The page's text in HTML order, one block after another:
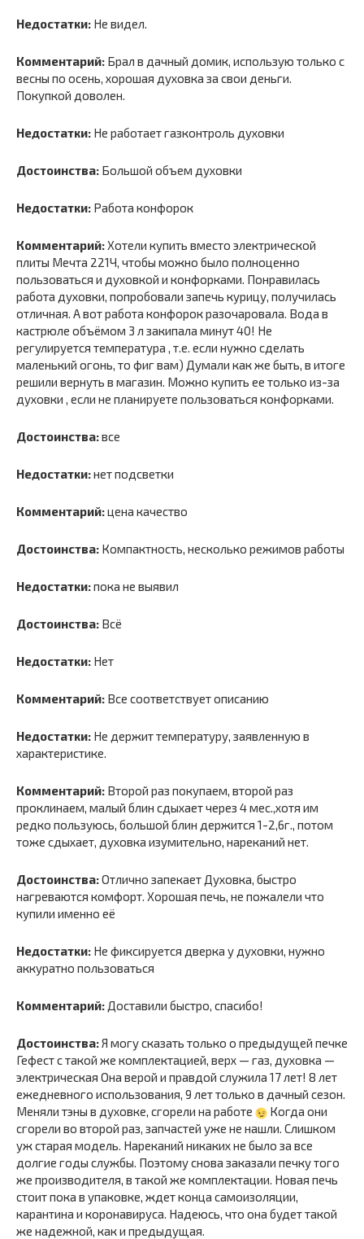
Недостатки: Не видел.
Комментарий: Брал в дачный домик, использую только с
весны по осень, хорошая духовка за свои деньги.
Покупкой доволен.
Недостатки: Не работает газконтроль духовки
Достоинства: Большой объем духовки
Недостатки: Работа конфорок
Комментарий:Хотели купить вместо электрической
плиты Мечта 221Ч, чтобы можно было полноценно
пользоваться и духовкой и конфорками. Понравилась
работа духовки, попробовали запечь курицу, получилась
отличная. А вот работа конфорок разочаровала. Вода в
кастрюле объёмом 3 л закипала минут 40! Не
регулируется температура , т.е. если нужно сделать
маленький огонь, то фиг вам) Думали как же быть, в итоге
решили вернуть в магазин. Можно купить ее только из-за
духовки , если не планируете пользоваться конфорками.
Достоинства:все
Недостатки:нет подсветки
Комментарий:цена качество
Достоинства: Компактность, несколько режимов работы
Недостатки:пока не выявил
Достоинства: Всё
Недостатки: Нет
Комментарий: Все соответствует описанию
Недостатки: Не держит температуру, заявленную в
характеристике.
Комментарий: Второй раз покупаем, второй раз
проклинаем, малый блин сдыхает через 4 мес.,хотя им
редко пользуюсь, большой блин держится 1-2,6г., потом
тоже сдыхает, духовка изумительно, нареканий нет.
Достоинства:Отлично запекает Духовка, быстро
нагреваются комфорт. Хорошая печь, не пожалели что
купили именно её
Недостатки: Не фиксируется дверка у духовки, нужно
аккуратно пользоваться
Комментарий: Доставили быстро, спасибо!
Достоинства:Я могу сказать только о предыдущей печке
Гефест с такой же комплектацией, верх — газ, духовка —
электрическая Она верой и правдой служила 17 лет! 8 лет
ежедневного использования, 9 лет только в дачный сезон.
Меняли тэны в духовке, сгорели на работе
Когда они
сгорели во второй раз, запчастей уже не нашли. Слишком
уж старая модель. Нареканий никаких не было за все
долгие годы службы. Поэтому снова заказали печку того
же производителя, в такой же комплектации. Новая печь
стоит пока в упаковке, ждет конца самоизоляции,
карантина и коронавируса. Надеюсь, что она будет такой
же надежной, как и предыдущая.